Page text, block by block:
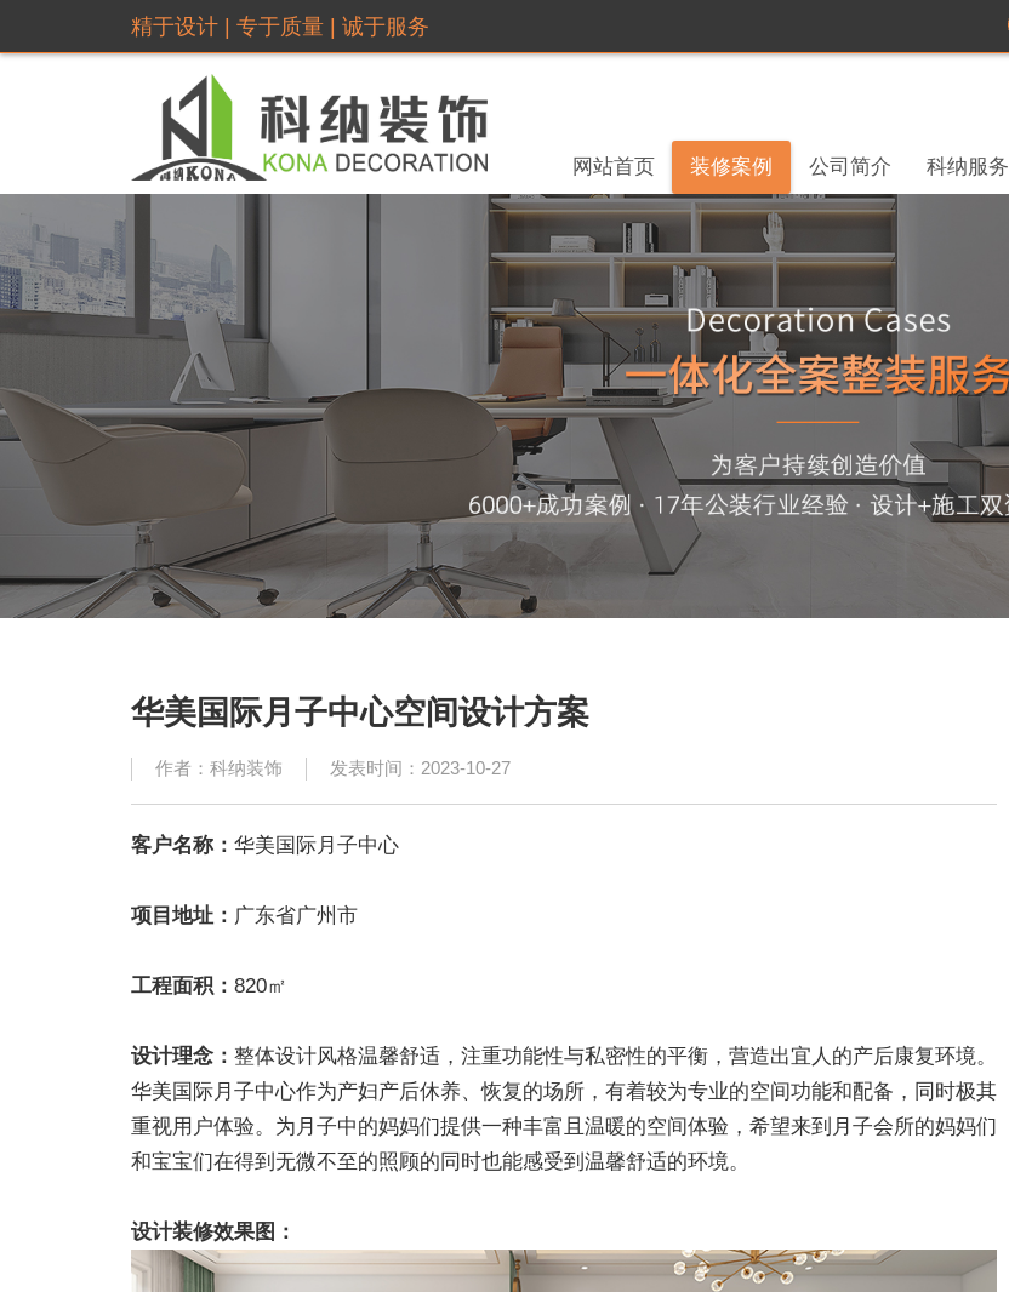
精于设计 | 专于质量 | 诚于服务
网站首页 装修案例 公司简介 科纳服务
华美国际月子中心空间设计方案
作者：科纳装饰 发表时间：2023-10-27
客户名称： 华美国际月子中心
项目地址： 广东省广州市
工程面积： 820㎡
设计理念： 整体设计风格温馨舒适，注重功能性与私密性的平衡，营造出宜人的产后康复环境。
华美国际月子中心作为产妇产后休养、恢复的场所，有着较为专业的空间功能和配备，同时极其
重视用户体验。为月子中的妈妈们提供一种丰富且温暖的空间体验，希望来到月子会所的妈妈们
和宝宝们在得到无微不至的照顾的同时也能感受到温馨舒适的环境。
设计装修效果图：